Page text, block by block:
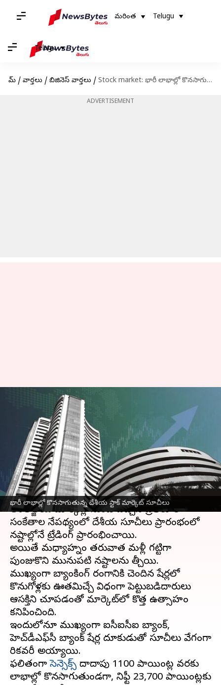
మరింత Telugu
Telugu
హోమ్ / వార్తలు / బిజినెస్ వార్తలు / Stock market: భారీ లాభాల్లో కొనసాగుతున్న దేశీయ స్టాక్ మార్కెట్‌ సూచీలు.. సెన్సెక్స్‌ 1100 పాయింట్లు జంప్
ADVERTISEMENT
భారీ లాభాల్లో కొనసాగుతున్న దేశీయ స్టాక్ మార్కెట్‌ సూచీలు
Stock market: భారీ లాభాల్లో
కొనసాగుతున్న దేశీయ స్టాక్ మార్కెట్‌
సూచీలు.. సెన్సెక్స్‌ 1100 పాయింట్లు
జంప్
వ్రాసిన వారు Sirish Praharaju Apr 17, 2025 01:15 pm
ఈ వార్తాకథనం ఏంటి
అంతర్జాతీయ మార్కెట్ల నుండి వచ్చిన ప్రతికూల
సంకేతాల నేపథ్యంలో దేశీయ సూచీలు ప్రారంభంలో
నష్టాల్లోనే ట్రేడింగ్‌ ప్రారంభించాయి.
అయితే మధ్యాహ్నం తరువాత మళ్లీ గట్టిగా
పుంజుకొని మునుపటి నష్టాలను తీర్చాయి.
ముఖ్యంగా బ్యాంకింగ్‌ రంగానికి చెందిన షేర్లలో
కొనుగోళ్లకు ఊతమిచ్చే విధంగా పెట్టుబడిదారులు
ఆసక్తిని చూపడంతో మార్కెట్‌లో కొత్త ఉత్సాహం
కనిపించింది.
ఇందులోనూ ముఖ్యంగా ఐసీఐసీఐ బ్యాంక్‌,
హెచ్‌డీఎఫ్‌సీ బ్యాంక్‌ షేర్ల దూకుడుతో సూచీలు వేగంగా
రికవరీ అయ్యాయి.
ఫలితంగాసెన్సెక్స్‌ దాదాపు 1100 పాయింట్ల వరకు
లాభాల్లో కొనసాగుతుండగా, నిఫ్టీ 23,700 పాయింట్లకు